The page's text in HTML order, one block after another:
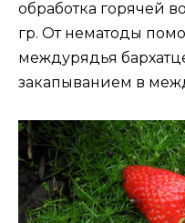
обработка горячей
гр. От нематоды
междурядья
закапыванием в